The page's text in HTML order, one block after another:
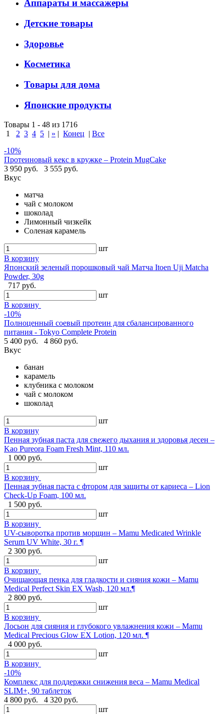
Аппараты и массажеры
Детские товары
Здоровье
Косметика
Товары для дома
Японские продукты
Товары 1 - 48 из 1716
1
2 3 4 5 | » | Конец | Все
-10%
Протеиновый кекс в кружке – Protein MugCake
3 950 руб.
3 555 руб.
Вкус
матча
чай с молоком
шоколад
Лимонный чизкейк
Соленая карамель
шт
В корзину
Японский зеленый порошковый чай Матча Itoen Uji Matcha
Powder, 30g
717 руб.
шт
В корзину
-10%
Полноценный соевый протеин для сбалансированного
питания - Tokyo Complete Protein
5 400 руб.
4 860 руб.
Вкус
банан
карамель
клубника с молоком
чай с молоком
шоколад
шт
В корзину
Пенная зубная паста для свежего дыхания и здоровья десен –
Kao Pureora Foam Fresh Mint, 110 мл.
1 000 руб.
шт
В корзину
Пенная зубная паста с фтором для защиты от кариеса – Lion
Check-Up Foam, 100 мл.
1 500 руб.
шт
В корзину
UV-сыворотка против морщин – Mamu Medicated Wrinkle
Serum UV White, 30 г. ¶
2 300 руб.
шт
В корзину
Очищающая пенка для гладкости и сияния кожи – Mamu
Medical Perfect Skin EX Wash, 120 мл.¶
2 800 руб.
шт
В корзину
Лосьон для сияния и глубокого увлажнения кожи – Mamu
Medical Precious Glow EX Lotion, 120 мл. ¶
4 000 руб.
шт
В корзину
-10%
Комплекс для поддержки снижения веса – Mamu Medical
SLIM+, 90 таблеток
4 800 руб.
4 320 руб.
шт